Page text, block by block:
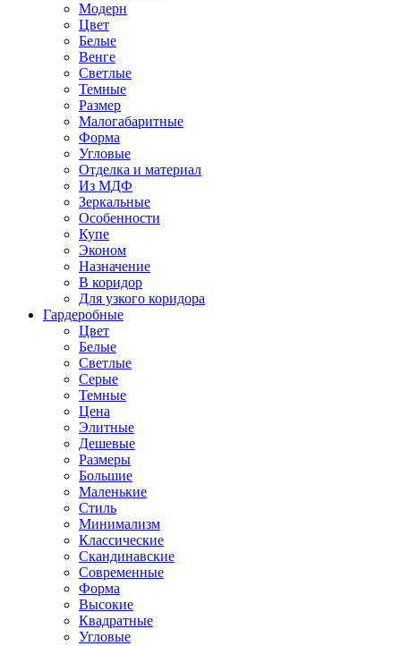
Модерн
Цвет
Белые
Венге
Светлые
Темные
Размер
Малогабаритные
Форма
Угловые
Отделка и материал
Из МДФ
Зеркальные
Особенности
Купе
Эконом
Назначение
В коридор
Для узкого коридора
Гардеробные
Цвет
Белые
Светлые
Серые
Темные
Цена
Элитные
Дешевые
Размеры
Большие
Маленькие
Стиль
Минимализм
Классические
Скандинавские
Современные
Форма
Высокие
Квадратные
Угловые